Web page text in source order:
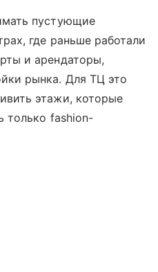
пустующие
где раньше работали
и арендаторы,
рынка. Для ТЦ это
этажи, которые
только fashion-